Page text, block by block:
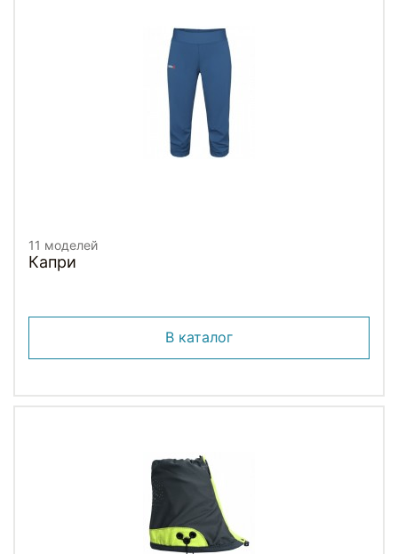
11 моделей
Капри
В каталог